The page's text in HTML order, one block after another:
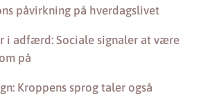
påvirkning på hverdagslivet
i adfærd: Sociale signaler at være
på
Kroppens sprog taler også